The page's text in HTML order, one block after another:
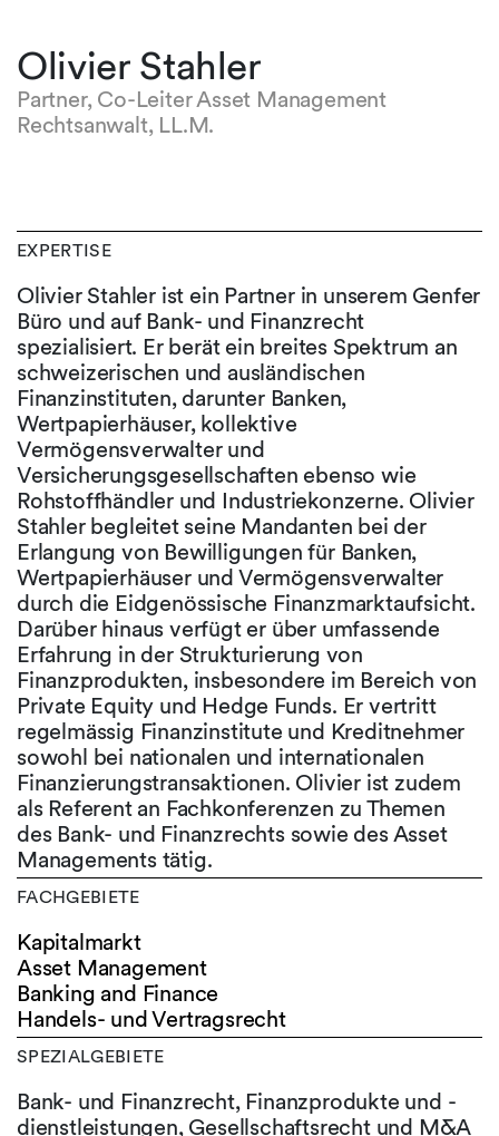
Olivier Stahler
Partner, Co-Leiter Asset Management
Rechtsanwalt, LL.M.
EXPERTISE
Olivier Stahler ist ein Partner in unserem Genfer
Büro und auf Bank- und Finanzrecht
spezialisiert. Er berät ein breites Spektrum an
schweizerischen und ausländischen
Finanzinstituten, darunter Banken,
Wertpapierhäuser, kollektive
Vermögensverwalter und
Versicherungsgesellschaften ebenso wie
Rohstoffhändler und Industriekonzerne. Olivier
Stahler begleitet seine Mandanten bei der
Erlangung von Bewilligungen für Banken,
Wertpapierhäuser und Vermögensverwalter
durch die Eidgenössische Finanzmarktaufsicht.
Darüber hinaus verfügt er über umfassende
Erfahrung in der Strukturierung von
Finanzprodukten, insbesondere im Bereich von
Private Equity und Hedge Funds. Er vertritt
regelmässig Finanzinstitute und Kreditnehmer
sowohl bei nationalen und internationalen
Finanzierungstransaktionen. Olivier ist zudem
als Referent an Fachkonferenzen zu Themen
des Bank- und Finanzrechts sowie des Asset
Managements tätig.
FACHGEBIETE
Kapitalmarkt
Asset Management
Banking and Finance
Handels- und Vertragsrecht
SPEZIALGEBIETE
Bank- und Finanzrecht, Finanzprodukte und -
dienstleistungen, Gesellschaftsrecht und M&A